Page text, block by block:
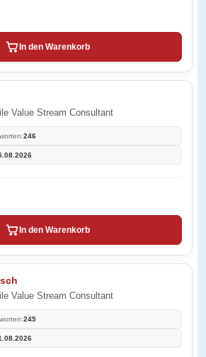
In den Warenkorb
Value Stream Consultant
246
In den Warenkorb
Value Stream Consultant
245